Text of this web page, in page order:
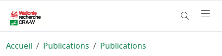
Accueil Publications Publications